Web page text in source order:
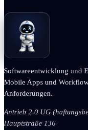
Softwareentwicklung und
Mobile Apps und
Anforderungen.
Antrieb 2.0 UG
Hauptstraße 136